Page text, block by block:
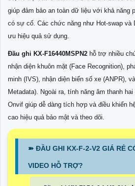
giúp đảm bảo an toàn dữ liệu với khả năng
có sự cố. Các chức năng như Hot-swap và
ưu hiệu quả sử dụng.
Đầu ghi KX-F16440MSPN2 hỗ trợ nhiều
nhận diện khuôn mặt (Face Recognition),
minh (IVS), nhận diện biển số xe (ANPR),
Metadata). Ngoài ra, tính năng âm thanh
Onvif giúp dễ dàng tích hợp và điều khiển
cao hiệu quả bảo mật và theo dõi.
➽ ĐẦU GHI KX-F-2-V2 GIÁ RẺ
VIDEO HỖ TRỢ?